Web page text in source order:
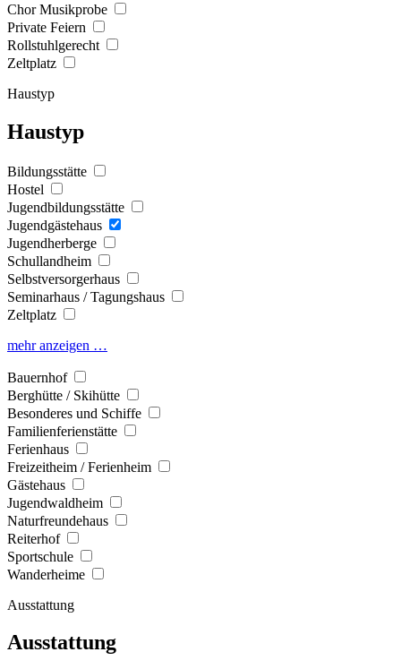
Chor Musikprobe
Private Feiern
Rollstuhlgerecht
Zeltplatz
Haustyp
Haustyp
Bildungsstätte
Hostel
Jugendbildungsstätte
Jugendgästehaus
Jugendherberge
Schullandheim
Selbstversorgerhaus
Seminarhaus / Tagungshaus
Zeltplatz
mehr anzeigen …
Bauernhof
Berghütte / Skihütte
Besonderes und Schiffe
Familienferienstätte
Ferienhaus
Freizeitheim / Ferienheim
Gästehaus
Jugendwaldheim
Naturfreundehaus
Reiterhof
Sportschule
Wanderheime
Ausstattung
Ausstattung